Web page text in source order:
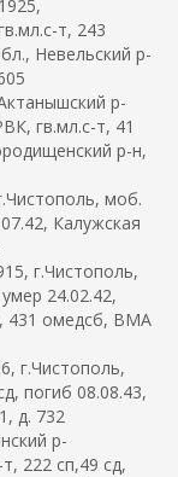
т, 243
Невельский р-
р-
гв.мл.с-т, 41
р-н,
моб.
Калужская
г.Чистополь,
24.02.42,
431 омедсб, ВМА
погиб 08.08.43,
д. 732
р-
222 сп,49 сд,